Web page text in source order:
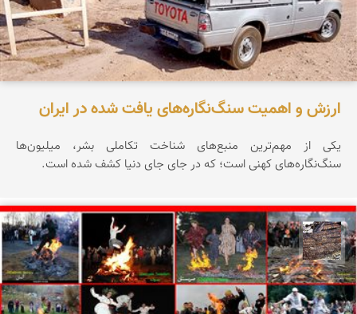
ارزش و اهمیت سنگ‌نگاره‌های یافت شده در ایران
یکی از مهم‌ترین منبع‌های شناخت تکاملی بشر، میلیون‌ها
سنگ‌نگاره‌های کهنی است؛ که در جای جای دنیا کشف شده است.
محمد ناصری فرد